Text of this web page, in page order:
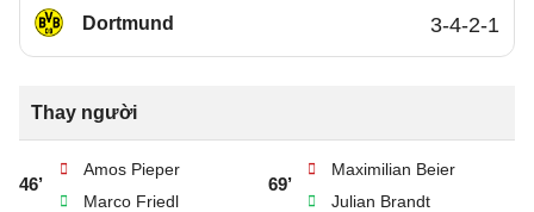
Dortmund 3-4-2-1
Thay người
46’
Amos Pieper
Marco Friedl
69’
Maximilian Beier
Julian Brandt